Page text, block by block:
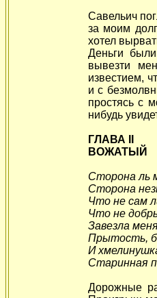
Савельич
за моим
хотел
Деньги
вывезти
известием,
и с
простясь с
нибудь
ГЛАВА II
ВОЖАТЫЙ
Сторона ль
Сторона
Что не сам
Что не
Завезла
Прытость,
И
Старинная
Дорожные